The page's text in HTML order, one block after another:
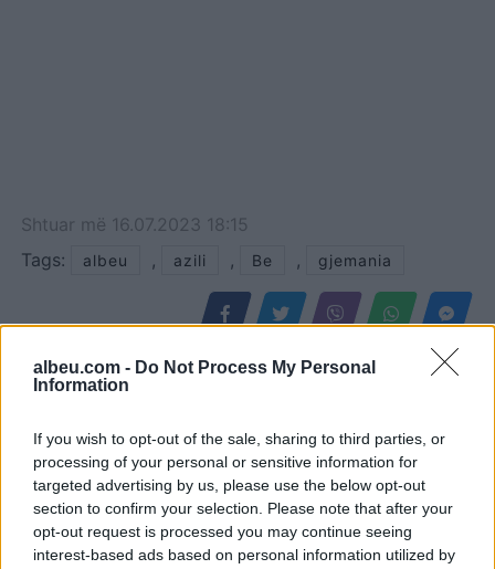
albeu.com - Do Not Process My Personal
Information
If you wish to opt-out of the sale, sharing to third parties, or
processing of your personal or sensitive information for
targeted advertising by us, please use the below opt-out
section to confirm your selection. Please note that after your
opt-out request is processed you may continue seeing
interest-based ads based on personal information utilized by
Shtuar më 16.07.2023 18:15
Tags:
albeu , azili , Be , gjemania